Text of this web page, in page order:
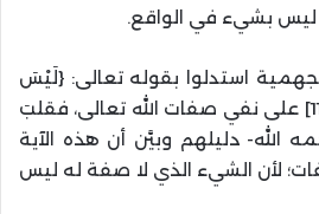
ليس بشيء في الواقع.
استدلوا بقوله تعالى: {لَيْسَ
كَمِثْلِهِ شَيْءٌ} [الشورى: 11] على نفي صفات الله تعالى، فقلبَ
الله- دليلهم وبيَّن أن هذه الآية
لأن الشيء الذي لا صفة له ليس